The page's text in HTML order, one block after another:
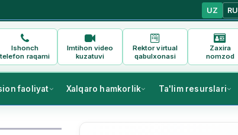
UZ RU
Ishonch
telefon raqami
Imtihon video
kuzatuvi
Rektor virtual
qabulxonasi
Zaxira
nomzod
faoliyat Xalqaro hamkorlik Ta'lim resurslari